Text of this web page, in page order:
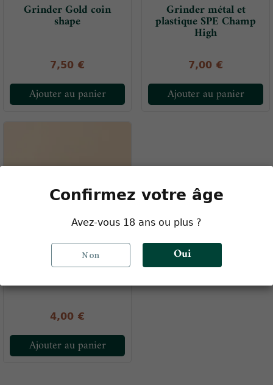
Grinder Gold coin
shape
7,50 €
Ajouter au panier
Grinder métal et
plastique SPE Champ
High
7,00 €
Ajouter au panier
Grinder Plastique
60mm 2 étages
4,00 €
Ajouter au panier
Confirmez votre âge
Avez-vous 18 ans ou plus ?
Non Oui